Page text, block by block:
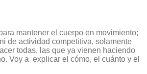
mantener el cuerpo en movimiento;
de actividad competitiva, solamente
todas, las que ya vienen haciendo
Voy a explicar el cómo, el cuánto y el